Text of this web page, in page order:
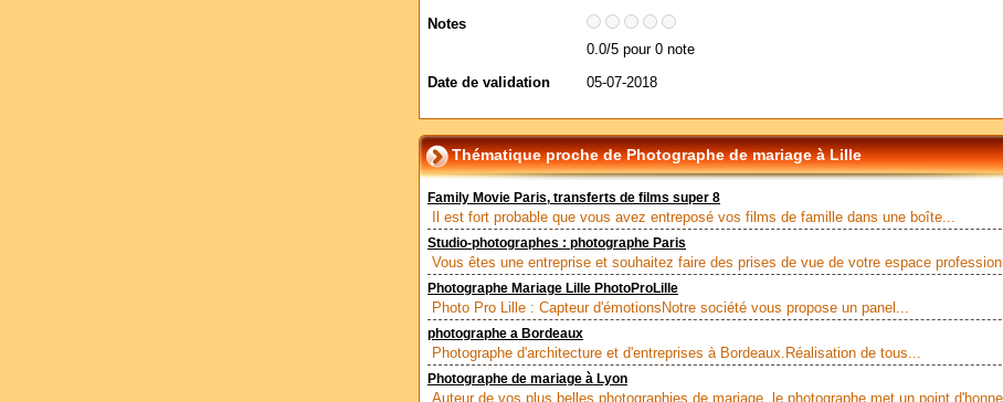
Notes
0.0/5 pour 0 note
Date de validation
05-07-2018
Thématique proche de Photographe de mariage à Lille
Family Movie Paris, transferts de films super 8
Il est fort probable que vous avez entreposé vos films de famille dans une boîte...
Studio-photographes : photographe Paris
Vous êtes une entreprise et souhaitez faire des prises de vue de votre espace
Photographe Mariage Lille PhotoProLille
Photo Pro Lille : Capteur d'émotionsNotre société vous propose un panel...
photographe a Bordeaux
Photographe d'architecture et d'entreprises à Bordeaux.Réalisation de tous...
Photographe de mariage à Lyon
Auteur de vos plus belles photographies de mariage, le photographe met un point